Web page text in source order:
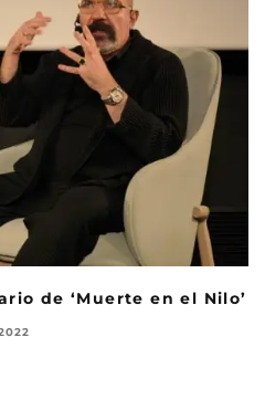
de ‘Muerte en el Nilo’